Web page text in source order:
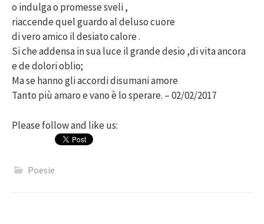
o indulga o promesse sveli ,
riaccende quel guardo al deluso cuore
di vero amico il desiato calore .
Si che addensa in sua luce il grande desio ,di vita ancora
e de dolori oblio;
Ma se hanno gli accordi disumani amore
Tanto più amaro e vano è lo sperare. – 02/02/2017
Please follow and like us:
Poesie